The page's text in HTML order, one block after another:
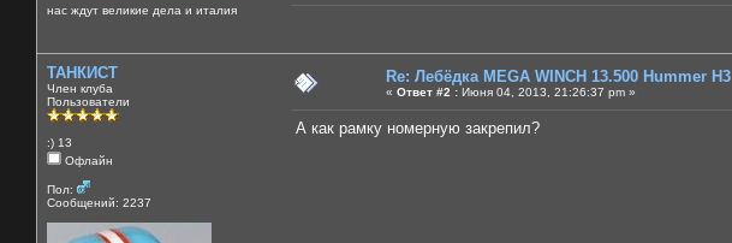
нас ждут великие дела и италия
ТАНКИСТ
Член клуба
Пользователи
:) 13
Офлайн
Пол:
Сообщений: 2237
Re: Лебёдка MEGA WINCH 13.500 Hummer H3
« Ответ #2 : Июня 04, 2013, 21:26:37 pm »
А как рамку номерную закрепил?